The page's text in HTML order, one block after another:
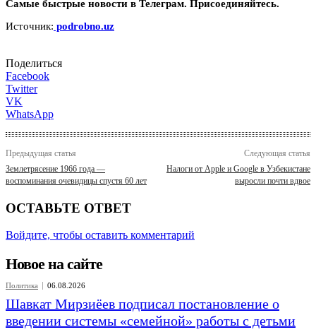
Самые быстрые новости в Телеграм. Присоединяйтесь.
Источник: podrobno.uz
Поделиться
Facebook
Twitter
VK
WhatsApp
Предыдущая статья
Землетрясение 1966 года —
воспоминания очевидицы спустя 60 лет
Следующая статья
Налоги от Apple и Google в Узбекистане
выросли почти вдвое
ОСТАВЬТЕ ОТВЕТ
Войдите, чтобы оставить комментарий
Новое на сайте
Политика 06.08.2026
Шавкат Мирзиёев подписал постановление о
введении системы «семейной» работы с детьми